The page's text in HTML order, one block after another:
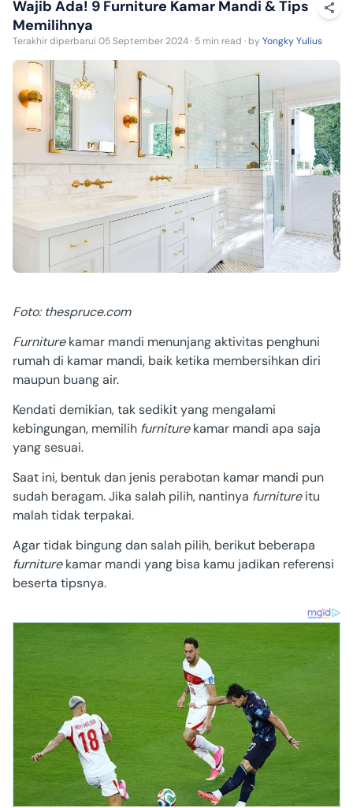
Wajib Ada! 9 Furniture Kamar Mandi & Tips
Memilihnya
Terakhir diperbarui 05 September 2024 · 5 min read · by Yongky Yulius
Foto: thespruce.com
Furniturekamar mandi menunjangaktivitas penghuni
rumah di kamar mandi, baik ketika membersihkan diri
maupun buang air.
Kendati demikian, tak sedikit yang mengalami
kebingungan, memilih furniturekamar mandi apa saja
yang sesuai.
Saat ini, bentuk dan jenis perabotan kamar mandi pun
sudah beragam. Jika salah pilih, nantinya furnitureitu
malah tidak terpakai.
Agar tidak bingung dan salah pilih, berikut beberapa
furniturekamar mandi yang bisa kamu jadikan referensi
beserta tipsnya.